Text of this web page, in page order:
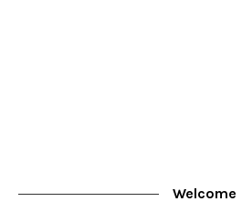
Welcome